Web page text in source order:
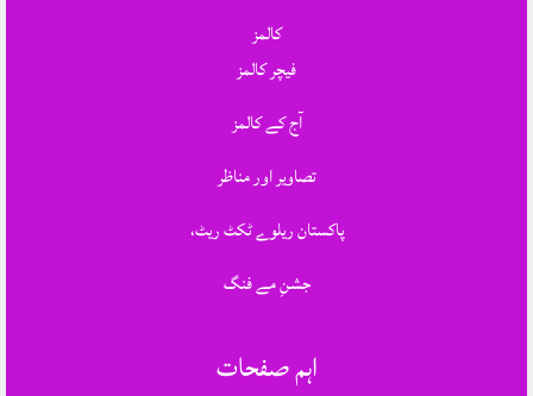
کالمز
فیچر کالمز
آج کے کالمز
تصاویر اور مناظر
پاکستان ریلوے ٹکٹ ریٹ،
جشنِ مے فنگ
اہم صفحات